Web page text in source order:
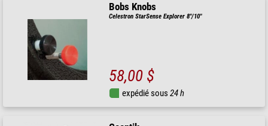
Bobs Knobs
Celestron StarSense Explorer 8"/10"
58,00 $
expédié sous24 h